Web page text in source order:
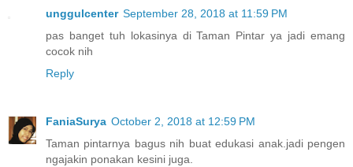
unggulcenter September 28, 2018 at 11:59 PM
pas banget tuh lokasinya di Taman Pintar ya jadi emang
cocok nih
Reply
FaniaSurya October 2, 2018 at 12:59 PM
Taman pintarnya bagus nih buat edukasi anak.jadi pengen
ngajakin ponakan kesini juga.